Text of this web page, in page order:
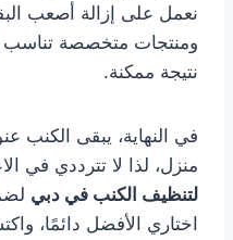
نعمل على إزالة أصعب
ومنتجات متخصصة
نتيجة ممكنة.
في النهاية، يبقى الكنب
منزل، لذا لا تترددي في
لتنظيف الكنب في دبي
اختاري الأفضل دائمًا،